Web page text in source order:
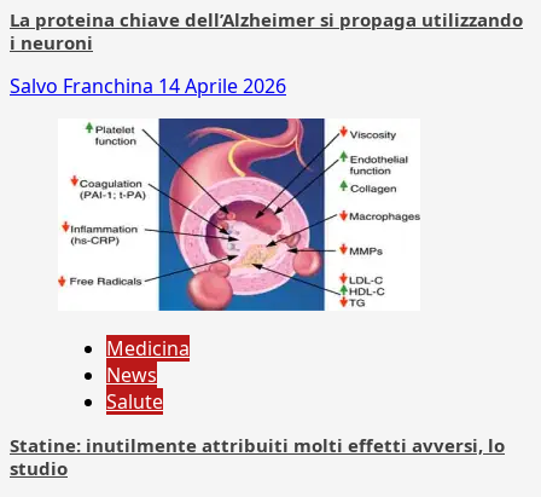
La proteina chiave dell’Alzheimer si propaga utilizzando
i neuroni
Salvo Franchina 14 Aprile 2026
Medicina
News
Salute
Statine: inutilmente attribuiti molti effetti avversi, lo
studio